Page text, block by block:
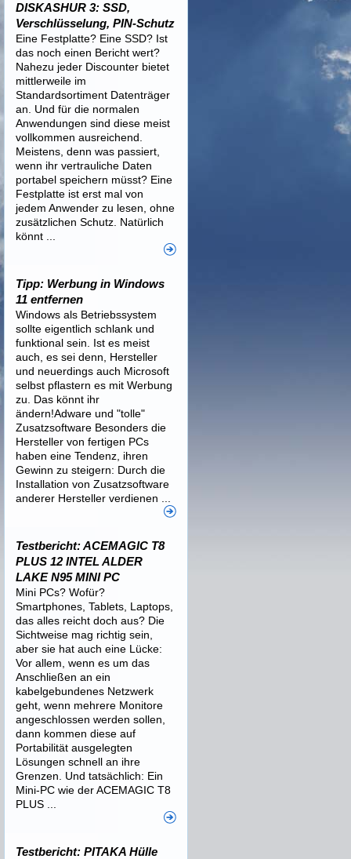
DISKASHUR 3: SSD,
Verschlüsselung, PIN-Schutz
Eine Festplatte? Eine SSD? Ist
das noch einen Bericht wert?
Nahezu jeder Discounter bietet
mittlerweile im
Standardsortiment Datenträger
an. Und für die normalen
Anwendungen sind diese meist
vollkommen ausreichend.
Meistens, denn was passiert,
wenn ihr vertrauliche Daten
portabel speichern müsst? Eine
Festplatte ist erst mal von
jedem Anwender zu lesen, ohne
zusätzlichen Schutz. Natürlich
könnt ...
Tipp: Werbung in Windows
11 entfernen
Windows als Betriebssystem
sollte eigentlich schlank und
funktional sein. Ist es meist
auch, es sei denn, Hersteller
und neuerdings auch Microsoft
selbst pflastern es mit Werbung
zu. Das könnt ihr
ändern!Adware und "tolle"
Zusatzsoftware Besonders die
Hersteller von fertigen PCs
haben eine Tendenz, ihren
Gewinn zu steigern: Durch die
Installation von Zusatzsoftware
anderer Hersteller verdienen ...
Testbericht: ACEMAGIC T8
PLUS 12 INTEL ALDER
LAKE N95 MINI PC
Mini PCs? Wofür?
Smartphones, Tablets, Laptops,
das alles reicht doch aus? Die
Sichtweise mag richtig sein,
aber sie hat auch eine Lücke:
Vor allem, wenn es um das
Anschließen an ein
kabelgebundenes Netzwerk
geht, wenn mehrere Monitore
angeschlossen werden sollen,
dann kommen diese auf
Portabilität ausgelegten
Lösungen schnell an ihre
Grenzen. Und tatsächlich: Ein
Mini-PC wie der ACEMAGIC T8
PLUS ...
Testbericht: PITAKA Hülle